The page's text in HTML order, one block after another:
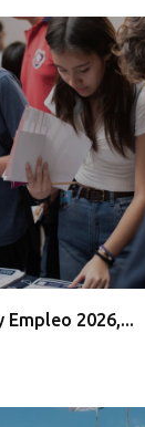
Empleo 2026,...